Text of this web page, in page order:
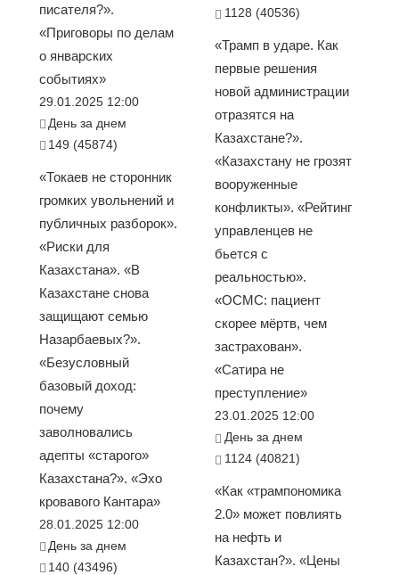
писателя?».
«Приговоры по делам
о январских
событиях»
29.01.2025 12:00
День за днем
149 (45874)
«Токаев не сторонник
громких увольнений и
публичных разборок».
«Риски для
Казахстана». «В
Казахстане снова
защищают семью
Назарбаевых?».
«Безусловный
базовый доход:
почему
заволновались
адепты «старого»
Казахстана?». «Эхо
кровавого Кантара»
28.01.2025 12:00
День за днем
140 (43496)
1128 (40536)
«Трамп в ударе. Как
первые решения
новой администрации
отразятся на
Казахстане?».
«Казахстану не грозят
вооруженные
конфликты». «Рейтинг
управленцев не
бьется с
реальностью».
«ОСМС: пациент
скорее мёртв, чем
застрахован».
«Сатира не
преступление»
23.01.2025 12:00
День за днем
1124 (40821)
«Как «трампономика
2.0» может повлиять
на нефть и
Казахстан?». «Цены